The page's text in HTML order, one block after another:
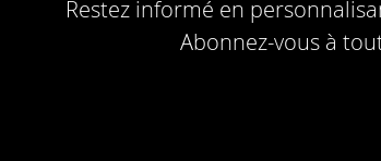
Restez informé en
Abonnez-vous à